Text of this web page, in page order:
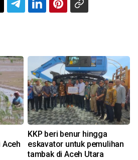
Aceh
KKP beri benur hingga
eskavator untuk pemulihan
tambak di Aceh Utara